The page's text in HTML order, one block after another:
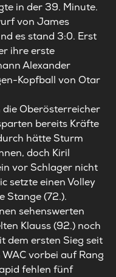
in der 39. Minute.
von James
es stand 3:0. Erst
ihre erste
Alexander
Kopfball von Otar
Oberösterreicher
bereits Kräfte
hätte Sturm
doch Kiril
vor Schlager nicht
setzte einen Volley
Stange (72.).
sehenswerten
Klauss (92.) noch
dem ersten Sieg seit
vorbei auf Rang
fehlen fünf